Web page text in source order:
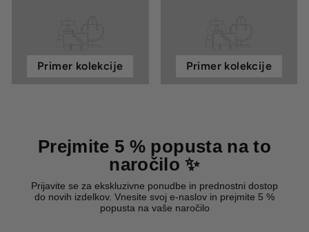
Primer kolekcije Primer kolekcije
Prejmite 5 % popusta na to
naročilo ✨
Prijavite se za ekskluzivne ponudbe in prednostni dostop
do novih izdelkov. Vnesite svoj e-naslov in prejmite 5 %
popusta na vaše naročilo